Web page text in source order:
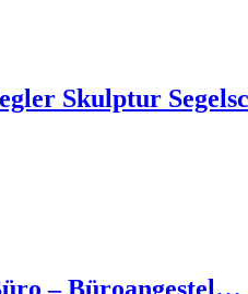
Skulptur